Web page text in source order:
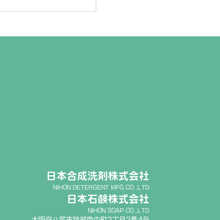
日本合成洗剤株式会社
NIHON DETERGENT MFG.CO.,LTD
日本石鹸株式会社
NIHON SOAP CO.,LTD